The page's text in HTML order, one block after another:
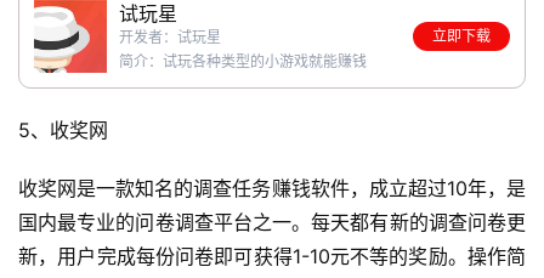
试玩星
开发者：试玩星
简介：试玩各种类型的小游戏就能赚钱
立即下载
5、收奖网
收奖网是一款知名的调查任务赚钱软件，成立超过10年，是
国内最专业的问卷调查平台之一。每天都有新的调查问卷更
新，用户完成每份问卷即可获得1-10元不等的奖励。操作简